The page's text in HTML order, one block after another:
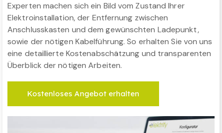
Experten machen sich ein Bild vom Zustand Ihrer
Elektroinstallation, der Entfernung zwischen
Anschlusskasten und dem gewünschten Ladepunkt,
sowie der nötigen Kabelführung. So erhalten Sie von uns
eine detaillierte Kostenabschätzung und transparenten
Überblick der nötigen Arbeiten.
Kostenloses Angebot erhalten